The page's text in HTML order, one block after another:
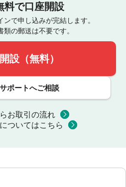
料で口座開設
で申し込みが完結します。
類の郵送は不要です。
設（無料）
ポートへご相談
お取引の流れ
ついてはこちら